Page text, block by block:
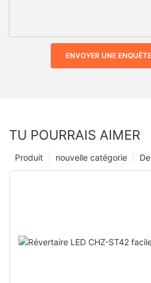
ENVOYER UNE
TU POURRAIS AIMER
nouvelle catégorie
Produit